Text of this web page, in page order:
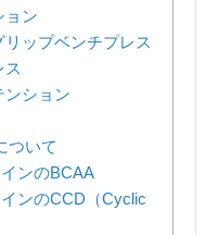
ョン
ップベンチプレス
ス
ンション
ついて
ンのBCAA
ンのCCD（Cyclic